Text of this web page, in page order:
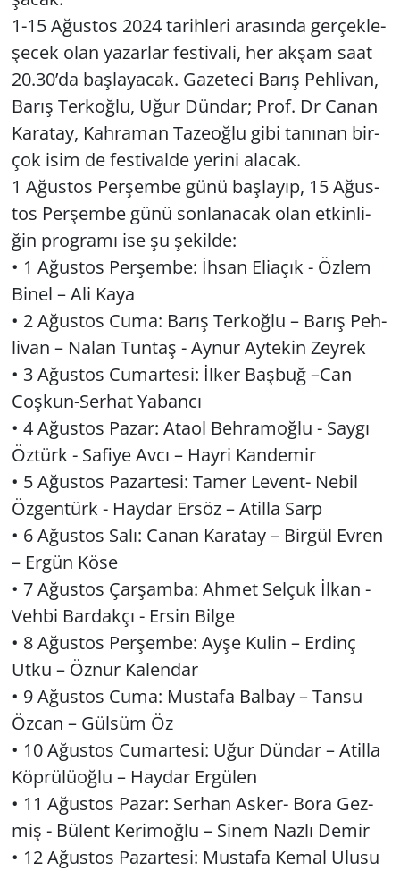
1-15 Ağus­tos 2024 ta­rih­le­ri ara­sın­da ger­çek­le­
şecek olan ya­zar­lar fes­ti­va­li, her akşam saat
20.30’da baş­la­ya­cak. Ga­ze­te­ci Barış Peh­li­van,
Barış Ter­koğ­lu, Uğur Dün­dar; Prof. Dr Canan
Ka­ra­tay, Kah­ra­man Ta­ze­oğ­lu gibi ta­nı­nan bir­
çok isim de fes­ti­val­de ye­ri­ni ala­cak.
1 Ağus­tos Per­şem­be günü baş­la­yıp, 15 Ağus­
tos Per­şem­be günü son­la­na­cak olan et­kin­li­
ğin prog­ra­mı ise şu şe­kil­de:
• 1 Ağus­tos Per­şem­be: İhsan Eli­açık - Özlem
Binel – Ali Kaya
• 2 Ağus­tos Cuma: Barış Ter­koğ­lu – Barış Peh­
li­van – Nalan Tun­taş - Aynur Ay­te­kin Zey­rek
• 3 Ağus­tos Cu­mar­te­si: İlker Baş­buğ –Can
Coş­kun-Ser­hat Ya­ban­cı
• 4 Ağus­tos Pazar: Ataol Beh­ra­moğ­lu - Saygı
Öz­türk - Sa­fi­ye Avcı – Hayri Kan­de­mir
• 5 Ağus­tos Pa­zar­te­si: Tamer Le­vent- Nebil
Öz­gen­türk - Hay­dar Ersöz – Atil­la Sarp
• 6 Ağus­tos Salı: Canan Ka­ra­tay – Bir­gül Evren
– Ergün Köse
• 7 Ağus­tos Çar­şam­ba: Ahmet Sel­çuk İlkan -
Vehbi Bar­dak­çı - Ersin Bilge
• 8 Ağus­tos Per­şem­be: Ayşe Kulin – Er­dinç
Utku – Öznur Ka­len­dar
• 9 Ağus­tos Cuma: Mus­ta­fa Bal­bay – Tansu
Özcan – Gül­süm Öz
• 10 Ağus­tos Cu­mar­te­si: Uğur Dün­dar – Atil­la
Köp­rü­lü­oğ­lu – Hay­dar Er­gü­len
• 11 Ağus­tos Pazar: Ser­han As­ker- Bora Gez­
miş - Bü­lent Ke­ri­moğ­lu – Sinem Nazlı Demir
• 12 Ağus­tos Pa­zar­te­si: Mus­ta­fa Kemal Ulusu
Yerel